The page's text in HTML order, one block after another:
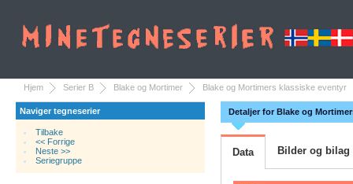
Hjem Serier B Blake og Mortimer Blake og Mortimers klassiske eventyr
Naviger tegneserier
Tilbake
<< Forrige
Neste >>
Seriegruppe
Detaljer for Blake og
Data Bilder og bilag